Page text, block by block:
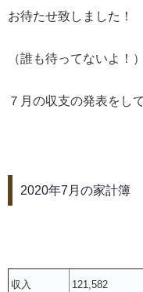
お待たせ致しました！
（誰も待ってないよ！）
７月の収支の発表をし
2020年7月の家計簿
収入 121,582